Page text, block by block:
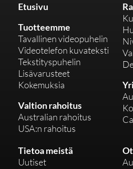
Etusivu
Tuotteemme
Tavallinen videopuhelin
Videotelefon kuvateksti
Tekstityspuhelin
Lisävarusteet
Kokemuksia
Valtion rahoitus
Australian rahoitus
USA:n rahoitus
Tietoa meistä
Uutiset